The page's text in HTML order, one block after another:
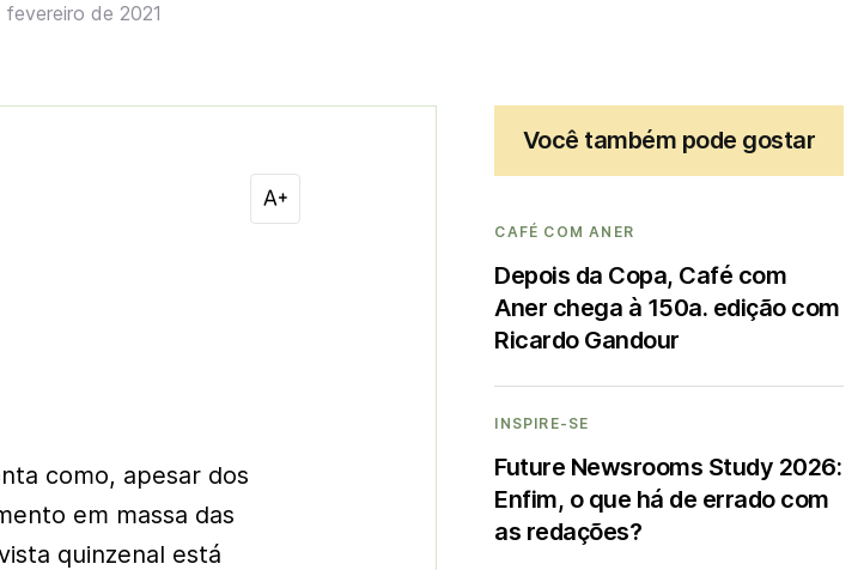
de 2021
como, apesar dos
em massa das
quinzenal está
Você também pode gostar
CAFÉ COM ANER
Depois da Copa, Café com
Aner chega à 150a. edição com
Ricardo Gandour
INSPIRE-SE
Future Newsrooms Study 2026:
Enfim, o que há de errado com
as redações?